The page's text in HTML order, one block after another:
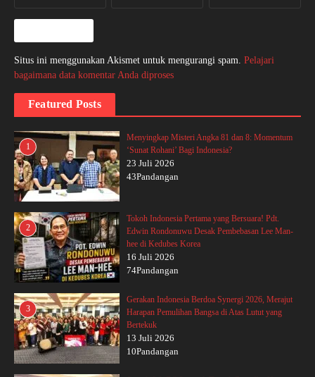
Situs ini menggunakan Akismet untuk mengurangi spam. Pelajari
bagaimana data komentar Anda diproses
Featured Posts
1
Menyingkap Misteri Angka 81 dan 8: Momentum
‘Sunat Rohani’ Bagi Indonesia?
23 Juli 2026
43Pandangan
2
Tokoh Indonesia Pertama yang Bersuara! Pdt.
Edwin Rondonuwu Desak Pembebasan Lee Man-
hee di Kedubes Korea
16 Juli 2026
74Pandangan
3
Gerakan Indonesia Berdoa Synergi 2026, Merajut
Harapan Pemulihan Bangsa di Atas Lutut yang
Bertekuk
13 Juli 2026
10Pandangan